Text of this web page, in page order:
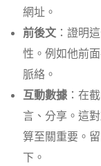
網址。
前後文 ：證明
性。例如他前
脈絡。
互動數據 ：在
言、分享。這
算至關重要。
下。